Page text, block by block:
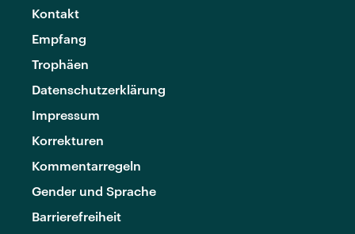
Kontakt
Empfang
Trophäen
Datenschutzerklärung
Impressum
Korrekturen
Kommentarregeln
Gender und Sprache
Barrierefreiheit